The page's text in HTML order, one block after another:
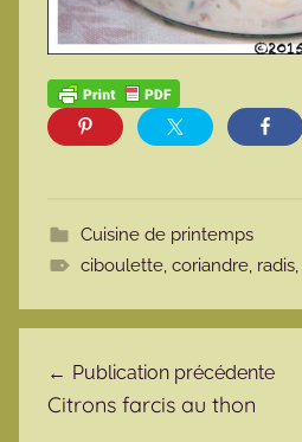
Cuisine de printemps
ciboulette, coriandre, radis,
Publication précédente
Citrons farcis au thon